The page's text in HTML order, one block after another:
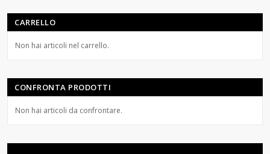
CARRELLO
Non hai articoli nel carrello.
CONFRONTA PRODOTTI
Non hai articoli da confrontare.